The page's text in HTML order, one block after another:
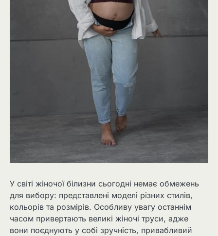
У світі жіночої білизни сьогодні немає обмежень
для вибору: представлені моделі різних стилів,
кольорів та розмірів. Особливу увагу останнім
часом привертають великі жіночі труси, адже
вони поєднують у собі зручність, привабливий